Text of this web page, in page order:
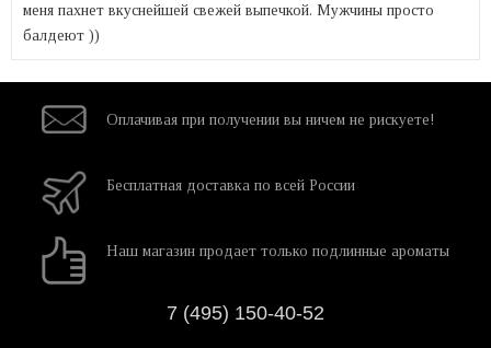
меня пахнет вкуснейшей свежей выпечкой. Мужчины просто
балдеют ))
Оплачивая при получении вы ничем не рискуете!
Бесплатная доставка по всей России
Наш магазин продает только подлинные ароматы
7 (495) 150-40-52